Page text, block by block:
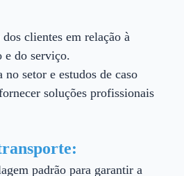
clientes em relação à
e do serviço.
setor e estudos de caso
soluções profissionais
padrão para garantir a